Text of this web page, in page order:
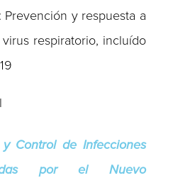
Prevención y respuesta a
respiratorio, incluído
Control de Infecciones
por el Nuevo